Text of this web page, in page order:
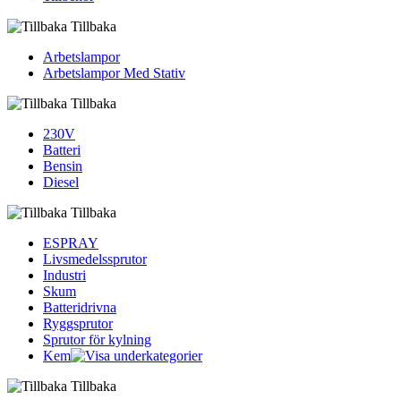
Tillbaka
Arbetslampor
Arbetslampor Med Stativ
Tillbaka
230V
Batteri
Bensin
Diesel
Tillbaka
ESPRAY
Livsmedelssprutor
Industri
Skum
Batteridrivna
Ryggsprutor
Sprutor för kylning
Kem
Tillbaka